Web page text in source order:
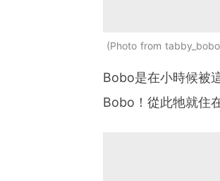
Photo from tabby_bobo
Bobo是在小時候被
Bobo！從此牠就住